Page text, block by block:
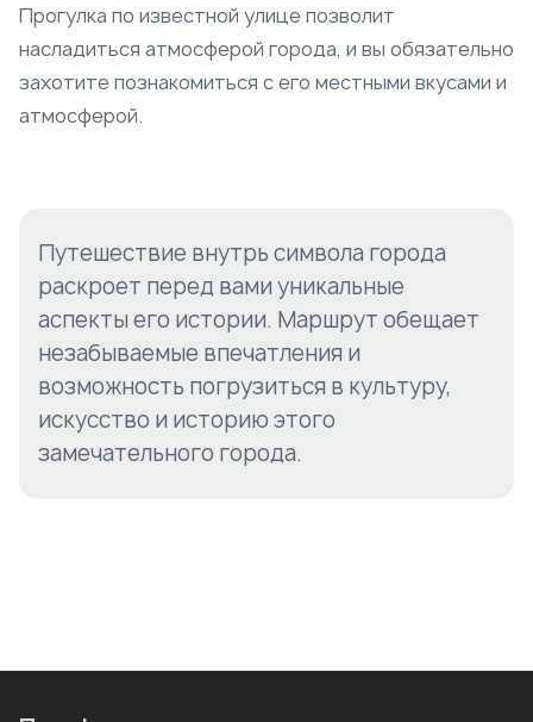
Прогулка по известной улице позволит
насладиться атмосферой города, и вы обязательно
захотите познакомиться с его местными вкусами и
атмосферой.
Путешествие внутрь символа города
раскроет перед вами уникальные
аспекты его истории. Маршрут обещает
незабываемые впечатления и
возможность погрузиться в культуру,
искусство и историю этого
замечательного города.